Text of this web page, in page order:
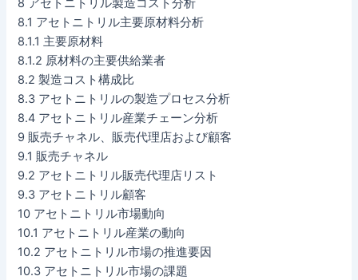
8 アセトニトリル製造コスト分析
8.1 アセトニトリル主要原材料分析
8.1.1 主要原材料
8.1.2 原材料の主要供給業者
8.2 製造コスト構成比
8.3 アセトニトリルの製造プロセス分析
8.4 アセトニトリル産業チェーン分析
9 販売チャネル、販売代理店および顧客
9.1 販売チャネル
9.2 アセトニトリル販売代理店リスト
9.3 アセトニトリル顧客
10 アセトニトリル市場動向
10.1 アセトニトリル産業の動向
10.2 アセトニトリル市場の推進要因
10.3 アセトニトリル市場の課題